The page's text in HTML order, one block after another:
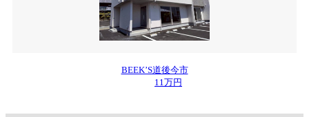
BEEK’S道後今市
11万円